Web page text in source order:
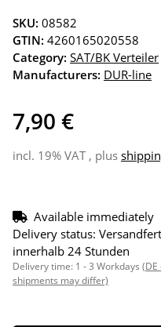
SKU: 08582
GTIN: 4260165020558
Category: SAT/BK Verteiler
Manufacturers: DUR-line
7,90 €
incl. 19% VAT , plus
Available immediately
Delivery status:
innerhalb 24 Stunden
Delivery time: 1 - 3 Workdays (DE
shipments may differ)